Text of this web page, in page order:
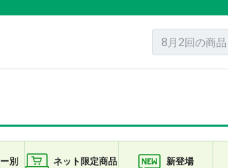
別 ネット限定商品 新登場